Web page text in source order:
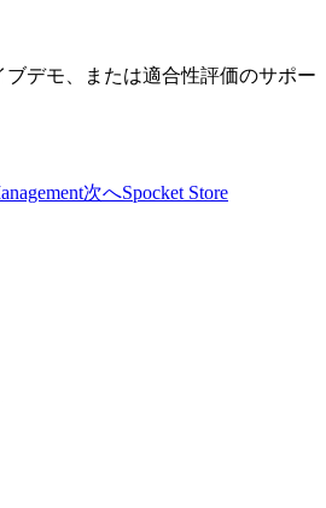
ブデモ、または適合性評価のサポー
次へSpocket Store